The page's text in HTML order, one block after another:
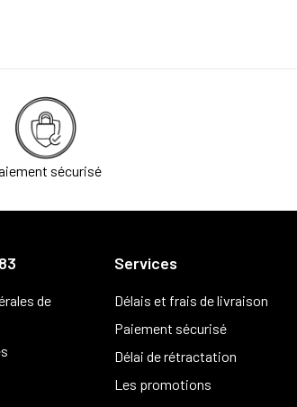
sécurisé
de
Services
Délais et frais de livraison
Paiement sécurisé
Délai de rétractation
Les promotions